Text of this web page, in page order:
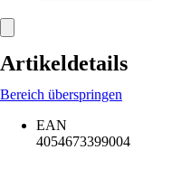
Artikeldetails
Bereich überspringen
EAN
4054673399004